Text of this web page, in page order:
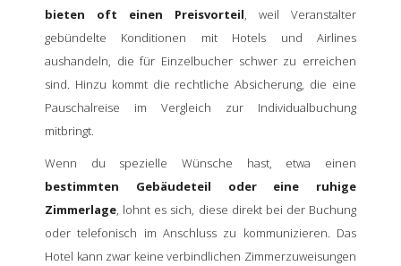
bieten oft einen Preisvorteil, weil Veranstalter
gebündelte Konditionen mit Hotels und Airlines
aushandeln, die für Einzelbucher schwer zu erreichen
sind. Hinzu kommt die rechtliche Absicherung, die eine
Pauschalreise im Vergleich zur Individualbuchung
mitbringt.
Wenn du spezielle Wünsche hast, etwa einen
bestimmten Gebäudeteil oder eine ruhige
Zimmerlage, lohnt es sich, diese direkt bei der Buchung
oder telefonisch im Anschluss zu kommunizieren. Das
Hotel kann zwar keine verbindlichen Zimmerzuweisungen